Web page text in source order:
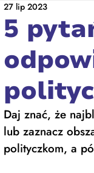
5
27 lip 2023
Daj znać, że
lub zaznacz
polityczkom, a